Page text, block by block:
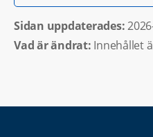
Sidan uppdaterades:
Vad är ändrat: Innehållet